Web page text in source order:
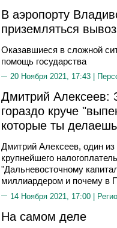
В аэропорту
приземляться
Оказавшиеся в сложной
помощь государства
20 Ноября 2021, 17:43 |
Дмитрий Алексеев:
гораздо круче
которые ты делаешь
Дмитрий Алексеев, один
крупнейшего
"Дальневосточному
миллиардером и почему в
14 Ноября 2021, 17:00 |
На самом деле